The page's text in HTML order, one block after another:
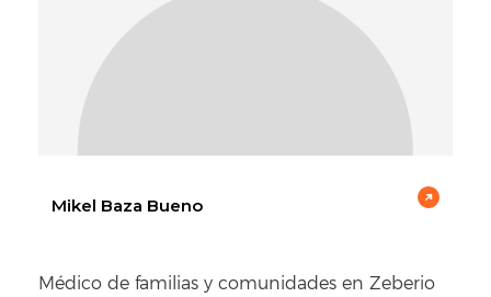
Mikel Baza Bueno
Médico de familias y comunidades en Zeberio